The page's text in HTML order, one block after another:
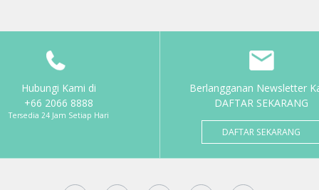
Hubungi Kami di
+66 2066 8888
Tersedia 24 Jam Setiap Hari
Berlangganan Newsletter
DAFTAR SEKARANG
DAFTAR SEKARANG